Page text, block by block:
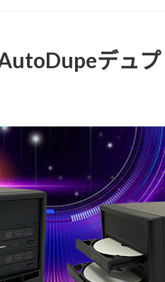
デュ